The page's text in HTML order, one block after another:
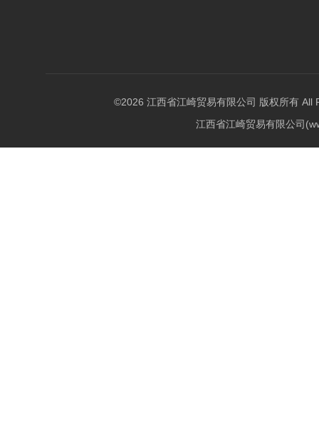
©2026 江西省江崎贸易有限公司 版权所有 All
江西省江崎贸易有限公司